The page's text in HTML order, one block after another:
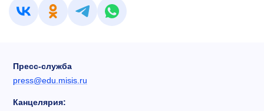
Пресс-служба
press@edu.misis.ru
Канцелярия: